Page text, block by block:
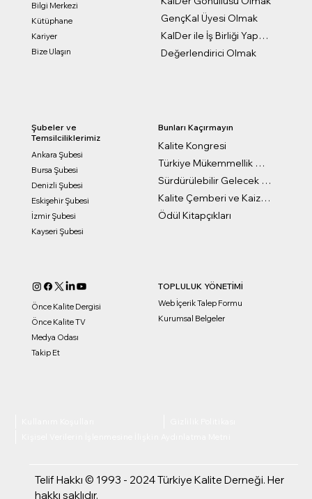
Telif Hakkı © 1993 - 2024 Türkiye Kalite Derneği. Her
hakkı saklıdır.
Bilgi Merkezi
Kütüphane
Kariyer
Bize Ulaşın
Bunları Kaçırmayın
Kalite Kongresi
Türkiye Mükemmellik Ödülleri
Sürdürülebilir Gelecek Ödülleri
Kalite Çemberi ve Kaizen Ödülleri
Ödül Kitapçıkları
Şubeler ve
Temsilciliklerimiz
Ankara Şubesi
Bursa Şubesi
Denizli Şubesi
Eskişehir Şubesi
İzmir Şubesi
Kayseri Şubesi
TOPLULUK YÖNETİMİ
Web İçerik Talep Formu
Kurumsal Belgeler
Önce Kalite Dergisi
Önce Kalite TV
Medya Odası
Takip Et
GençKal Üyesi Olmak
KalDer ile İş Birliği Yapmak
Değerlendirici Olmak